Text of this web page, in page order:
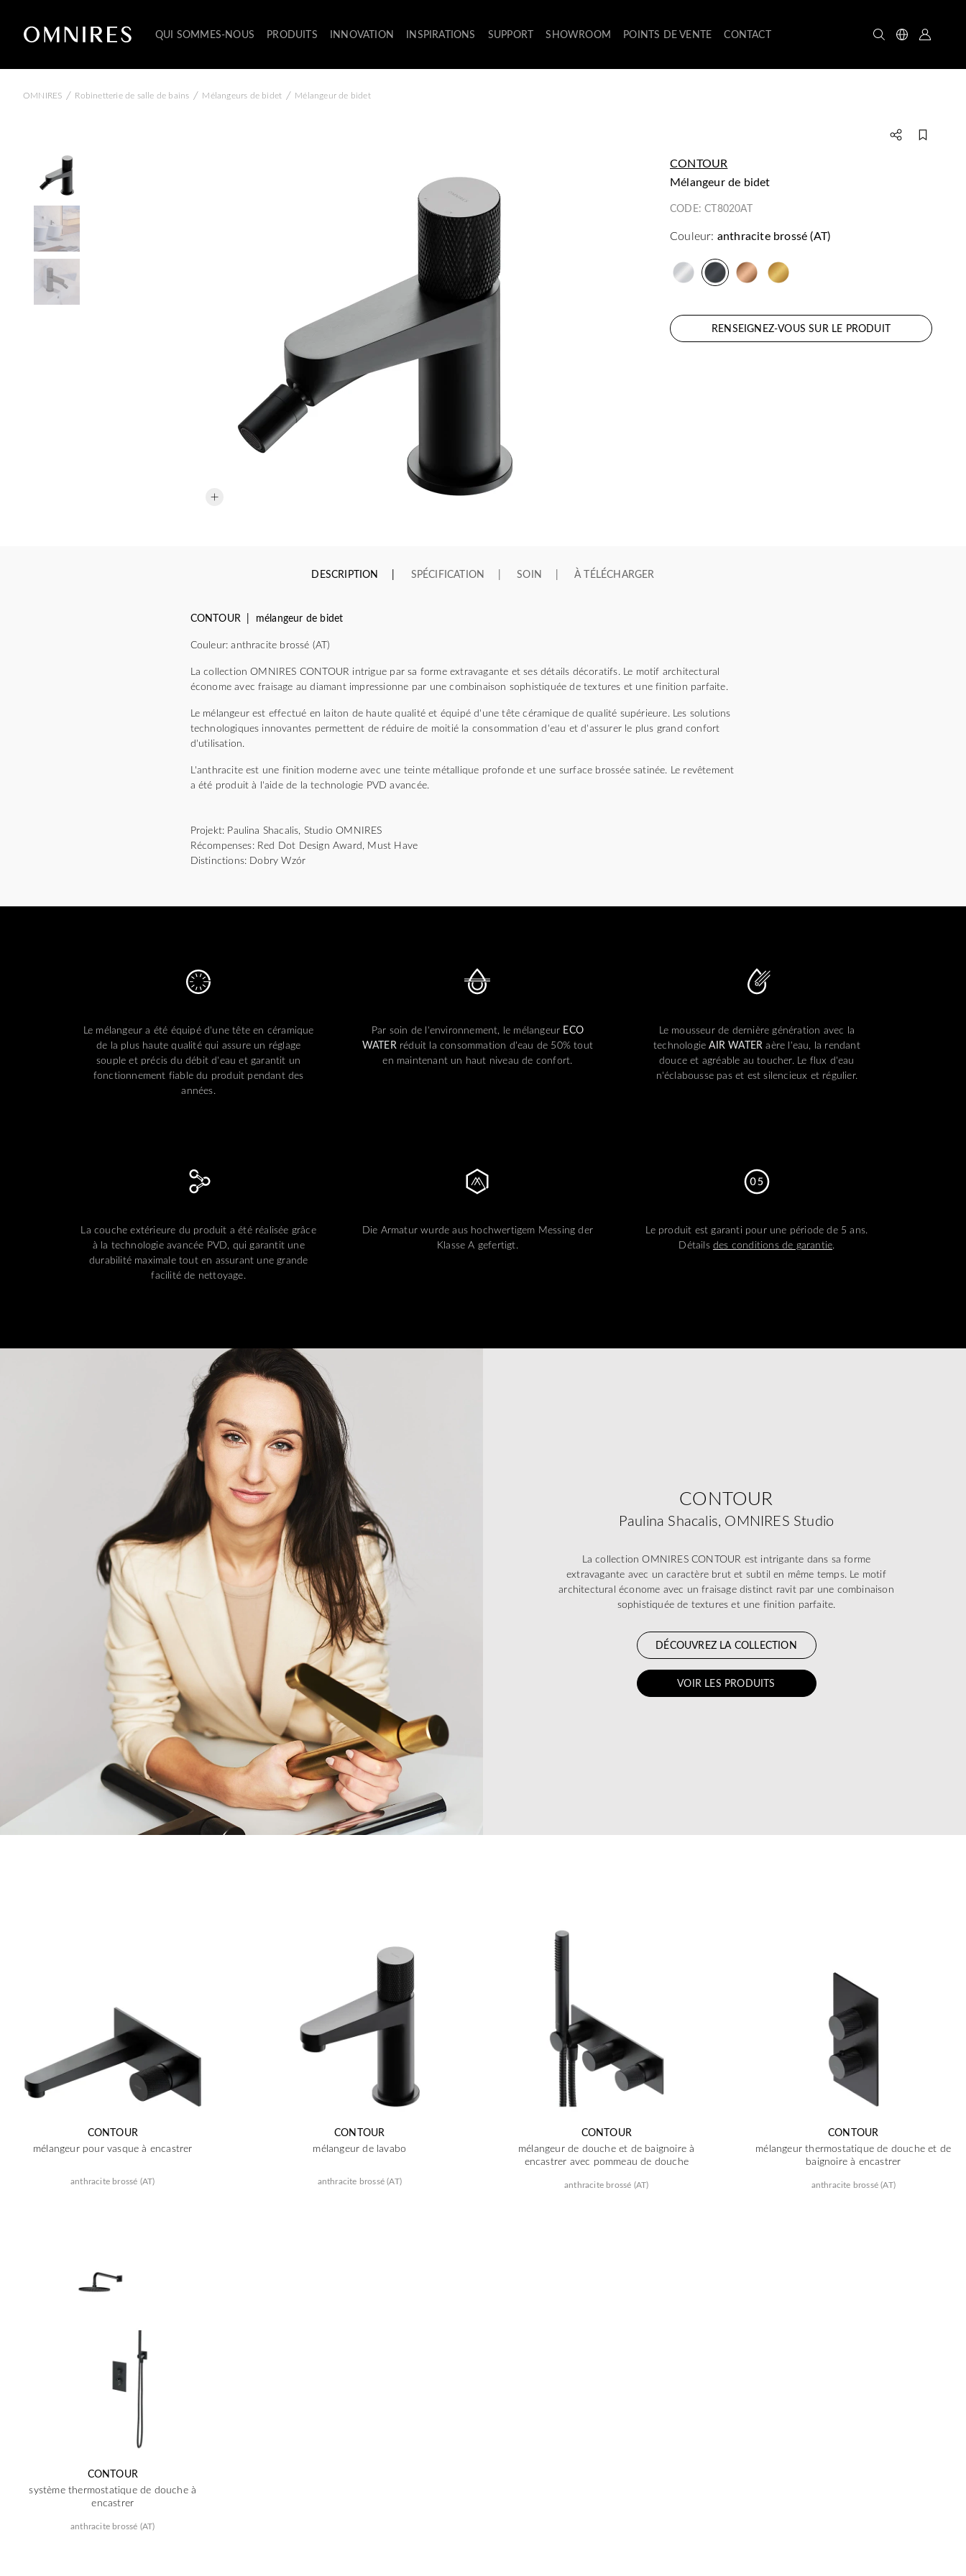
QUI SOMMES-NOUS PRODUITS INNOVATION INSPIRATIONS SUPPORT SHOWROOM POINTS DE VENTE CONTACT
OMNIRES / Robinetterie de salle de bains / Mélangeurs de bidet / Mélangeur de bidet
CONTOUR
mélangeur de bidet
CODE:CT8020AT
Couleur: anthracite brossé (AT)
RENSEIGNEZ-VOUS SUR LE PRODUIT
DESCRIPTION SPÉCIFICATION SOIN À TÉLÉCHARGER
CONTOUR | mélangeur de bidet
Couleur: anthracite brossé (AT)
La collection OMNIRES CONTOUR intrigue par sa forme extravagante et ses détails décoratifs. Le motif architectural
économe avec fraisage au diamant impressionne par une combinaison sophistiquée de textures et une finition parfaite.
Le mélangeur est effectué en laiton de haute qualité et équipé d'une tête céramique de qualité supérieure. Les solutions
technologiques innovantes permettent de réduire de moitié la consommation d'eau et d'assurer le plus grand confort
d'utilisation.
L'anthracite est une finition moderne avec une teinte métallique profonde et une surface brossée satinée. Le revêtement
a été produit à l'aide de la technologie PVD avancée.
Projekt: Paulina Shacalis, Studio OMNIRES
Récompenses: Red Dot Design Award, Must Have
Distinctions: Dobry Wzór
Le mélangeur a été équipé d'une tête en céramique
de la plus haute qualité qui assure un réglage
souple et précis du débit d'eau et garantit un
fonctionnement fiable du produit pendant des
années.
Par soin de l'environnement, le mélangeur ECO
WATERréduit la consommation d'eau de 50% tout
en maintenant un haut niveau de confort.
Le mousseur de dernière génération avec la
technologieAIR WATER aère l'eau, la rendant
douce et agréable au toucher. Le flux d'eau
n'éclabousse pas et est silencieux et régulier.
La couche extérieure du produit a été réalisée grâce
à la technologie avancée PVD, qui garantit une
durabilité maximale tout en assurant une grande
facilité de nettoyage.
Die Armatur wurde aus hochwertigem Messing der
Klasse A gefertigt.
Le produit est garanti pour une période de 5 ans.
Détails des conditions de garantie.
CONTOUR
Paulina Shacalis, OMNIRES Studio
La collection OMNIRES CONTOUR est intrigante dans sa forme
extravagante avec un caractère brut et subtil en même temps. Le motif
architectural économe avec un fraisage distinct ravit par une combinaison
sophistiquée de textures et une finition parfaite.
DÉCOUVREZ LA COLLECTION
VOIR LES PRODUITS
CONTOUR
mélangeur pour vasque à encastrer
anthracite brossé (AT)
CONTOUR
mélangeur de lavabo
anthracite brossé (AT)
CONTOUR
mélangeur de douche et de baignoire à
encastrer avec pommeau de douche
anthracite brossé (AT)
CONTOUR
mélangeur thermostatique de douche et de
baignoire à encastrer
anthracite brossé (AT)
CONTOUR
système thermostatique de douche à
encastrer
anthracite brossé (AT)